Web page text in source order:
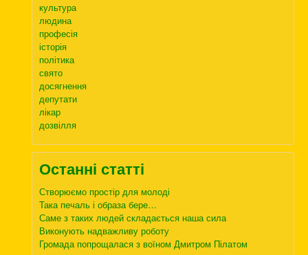
культура
людина
професія
історія
політика
свято
досягнення
депутати
лікар
дозвілля
Останні статті
Створюємо простір для молоді
Така печаль і образа бере…
Саме з таких людей складається наша сила
Виконують надважливу роботу
Громада попрощалася з воїном Дмитром Пілатом